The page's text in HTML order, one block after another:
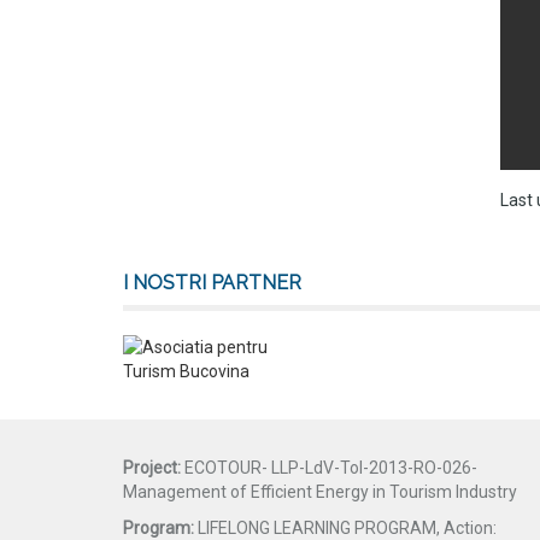
I NOSTRI PARTNER
Project: ECOTOUR- LLP-LdV-ToI-2013-RO-026-
Management of Efficient Energy in Tourism Industry
Program: LIFELONG LEARNING PROGRAM, Action: